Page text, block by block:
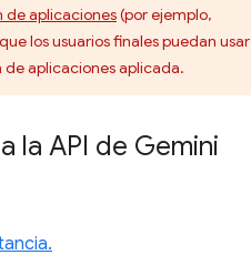
de aplicaciones(por ejemplo,
los usuarios finales puedan usar
aplicaciones aplicada.
la API de Gemini